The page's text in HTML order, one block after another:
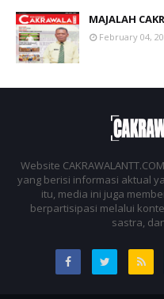
MAJALAH
February 04,
Website
yang berisi informasi aktual
itu, media ini juga
berpartisipasi melalui
sastra,